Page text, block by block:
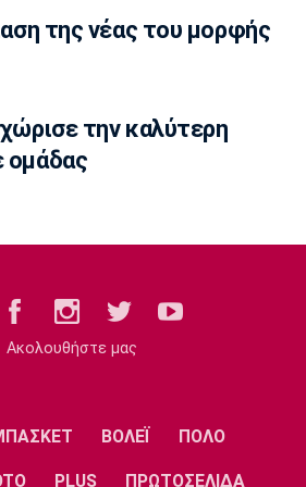
Άρσεναλ ο Μπρούνο
ο Ρισβάνης
της νέας του μορφής
την καλύτερη
ομάδας
Ακολουθήστε μας
ΒΟΛΕΪ ΠΟΛΟ
PLUS ΠΡΩΤΟΣΕΛΙΔΑ